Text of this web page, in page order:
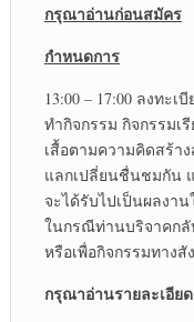
กรุณาอ่านก่อนสมัคร
กำหนดการ
13:00 – 17:00 ลงทะ
ทำกิจกรรม กิจกรรมเ
เสื้อตามความคิดสร้า
แลกเปลี่ยนชื่นชมกัน
จะได้รับไปเป็นผลงา
ในกรณีท่านบริจาคกลั
หรือเพื่อกิจกรรมทางสั
กรุณาอ่านรายละเอีย